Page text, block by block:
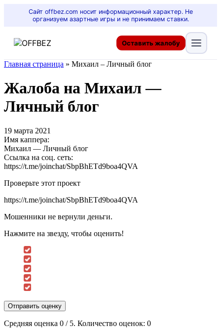
Сайт offbez.com носит информационный характер. Не
организуем азартные игры и не принимаем ставки.
Оставить жалобу
Главная страница » Михаил – Личный блог
Жалоба на Михаил —
Личный блог
19 марта 2021
Имя каппера:
Михаил — Личный блог
Ссылка на соц. сеть:
https://t.me/joinchat/SbpBhETd9boa4QVA
Проверьте этот проект
https://t.me/joinchat/SbpBhETd9boa4QVA
Мошенники не вернули деньги.
Нажмите на звезду, чтобы оценить!
Отправить оценку
Средняя оценка 0 / 5. Количество оценок: 0